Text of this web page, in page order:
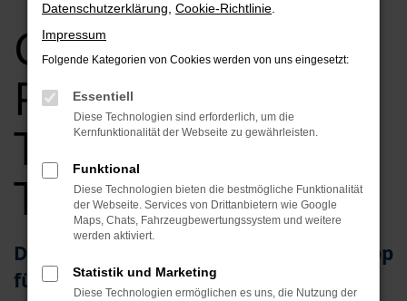
CUPRA für
Passau
Tageszulassung
Top Angebote
Die CUPRA Tageszulassung – Geheimtipp
für Passau
Datenschutzerklärung Cookie-Richtlinie
Impressum
Folgende Kategorien von Cookies werden von uns eingesetzt:
Essentiell
Diese Technologien sind erforderlich, um die
Kernfunktionalität der Webseite zu gewährleisten.
Funktional
Diese Technologien bieten die bestmögliche Funktionalität
der Webseite. Services von Drittanbietern wie Google
Maps, Chats, Fahrzeugbewertungssystem und weitere
werden aktiviert.
Statistik und Marketing
Diese Technologien ermöglichen es uns, die Nutzung der